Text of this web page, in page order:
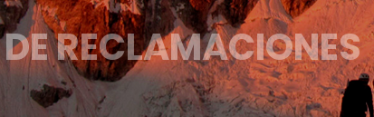
RECLAMACIONES